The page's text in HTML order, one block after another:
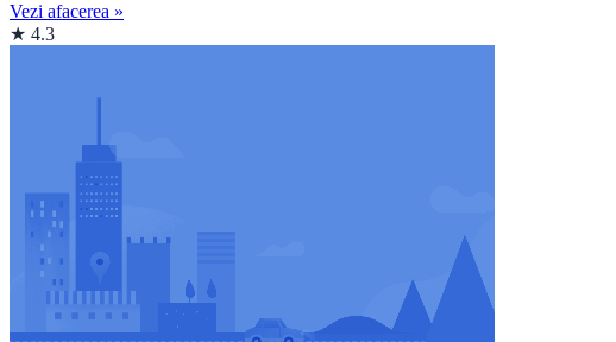
Vezi afacerea »
★ 4.3